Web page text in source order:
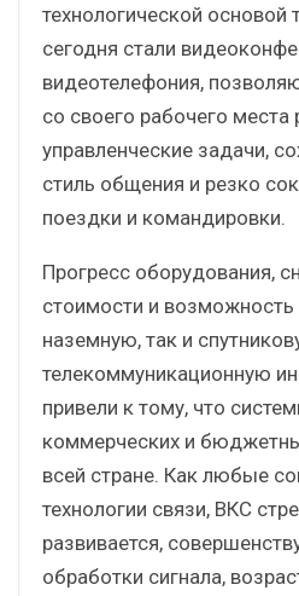
технологической основой
сегодня стали
видеотелефония,
со своего рабочего
управленческие задачи,
стиль общения и резко
поездки и командировки.
Прогресс оборудования,
стоимости и возможность
наземную, так и
телекоммуникационную
привели к тому, что
коммерческих и
всей стране. Как любые
технологии связи, ВКС
развивается,
обработки сигнала,